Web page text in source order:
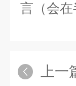
言（会
上一